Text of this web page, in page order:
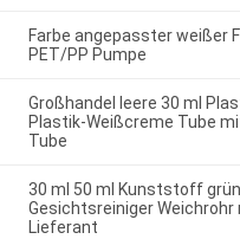
Farbe angepasster weißer
PET/PP Pumpe
Großhandel leere 30 ml
Plastik-Weißcreme Tube
Tube
30 ml 50 ml Kunststoff
Gesichtsreiniger
Lieferant